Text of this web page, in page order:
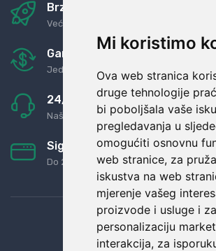
Mi koristimo
Ova web stranica
druge tehnologije
bi poboljšala vaše
pregledavanja u
omogućiti osnovnu
web stranice, za
iskustva na web
mjerenje vašeg
proizvode i usluge i za
personalizaciju
interakcija, za
Brza i sigurna dostava
Već za nekoliko dana kod vas
Garancija u povrat novaca
Jednostavno pravilo: Roba za novac
24/7 odlična podrška
Naši agenti uvijek na raspolaganju
Sigurno obročno plaćanje
Do 24 rata bez kamata